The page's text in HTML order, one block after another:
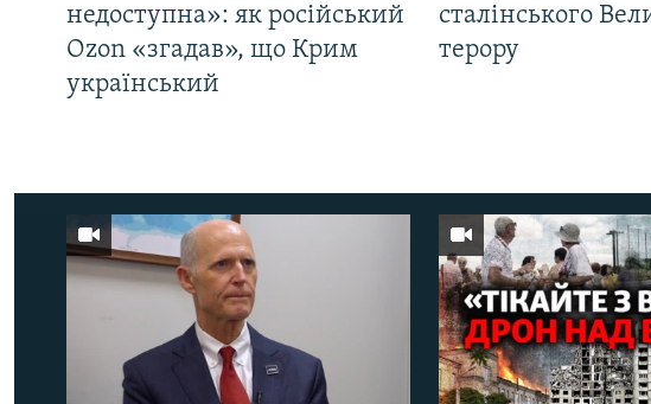
недоступна»: як російський
Ozon «згадав», що Крим
український
сталінського
терору